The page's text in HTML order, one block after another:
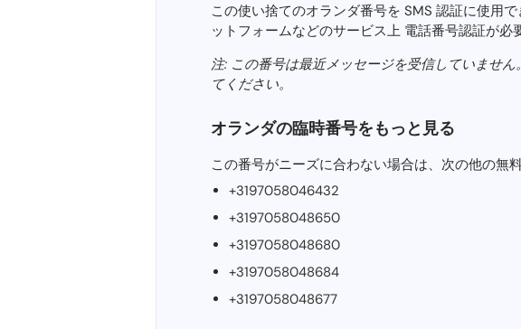
この使い捨てのオランダ番号を SMS 認証に使用
ットフォームなどのサービス上 電話番号認証が必
注: この番号は最近メッセージを受信して​​いませ
てください。
オランダの臨時番号をもっと見る
この番号がニーズに合わない場合は、次の他の無
+3197058046432
+3197058048650
+3197058048680
+3197058048684
+3197058048677